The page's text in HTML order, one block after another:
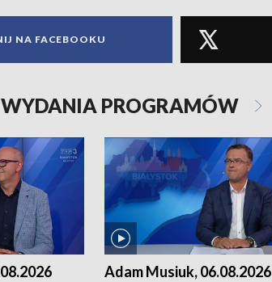
NA FACEBOOKU
PROGRAMÓW
Adam Musiuk, 06.08.2026